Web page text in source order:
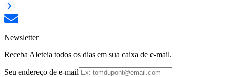
Newsletter
Receba Aleteia todos os dias em sua caixa de e-mail.
Seu endereço de e-mail